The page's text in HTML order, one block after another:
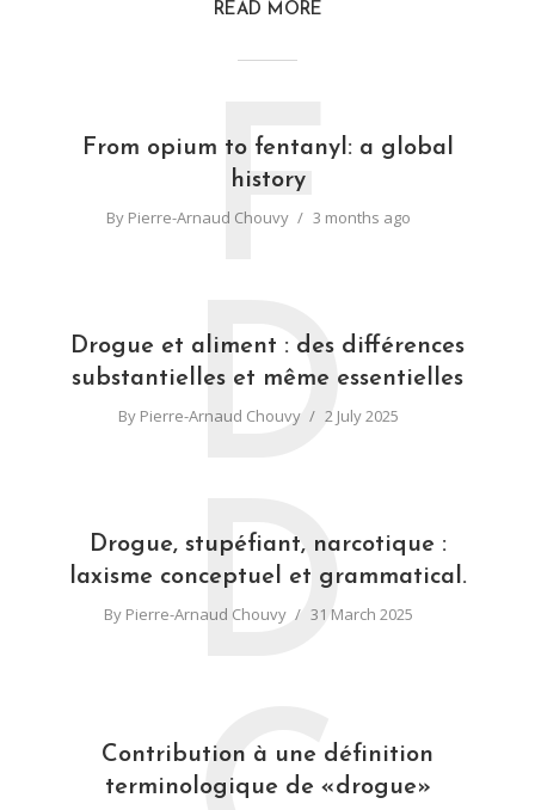
READ MORE
From opium to fentanyl: a global
history
By Pierre-Arnaud Chouvy 3 months ago
F
Drogue et aliment : des différences
substantielles et même essentielles
By Pierre-Arnaud Chouvy 2 July 2025
D
Drogue, stupéfiant, narcotique :
laxisme conceptuel et grammatical.
By Pierre-Arnaud Chouvy 31 March 2025
D
Contribution à une définition
terminologique de «drogue»